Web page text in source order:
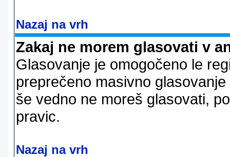
Nazaj na vrh
Zakaj ne morem glasovati v
Glasovanje je omogočeno le
preprečeno masivno
še vedno ne moreš glasovati,
pravic.
Nazaj na vrh